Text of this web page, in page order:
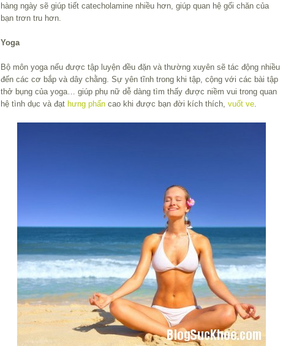
hàng ngày sẽ giúp tiết catecholamine nhiều hơn, giúp quan hệ gối chăn của
bạn trơn tru hơn.
Yoga
Bộ môn yoga nếu được tập luyện đều đặn và thường xuyên sẽ tác động nhiều
đến các cơ bắp và dây chằng. Sự yên tĩnh trong khi tập, cộng với các bài tập
thở bụng của yoga… giúp phụ nữ dễ dàng tìm thấy được niềm vui trong quan
hệ tình dục và đạt hưng phấn cao khi được bạn đời kích thích, vuốt ve